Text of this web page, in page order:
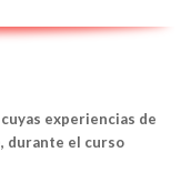
experiencias de
durante el curso